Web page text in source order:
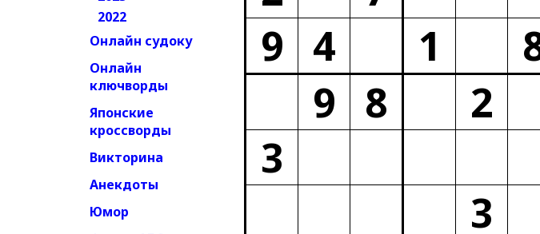
2022
Онлайн судоку
Онлайн
ключворды
Японские
кроссворды
Викторина
Анекдоты
Юмор
9 4 1
9 8
2
3
3